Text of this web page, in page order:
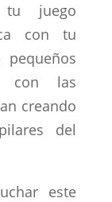
tu juego
con tu
con las
creando
del
este